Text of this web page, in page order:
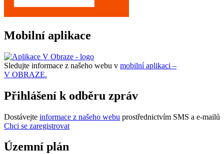
Mobilní aplikace
Sledujte informace z našeho webu v mobilní aplikaci –
V OBRAZE.
Přihlášení k odběru zpráv
Dostávejte informace z našeho webu prostřednictvím SMS a e-mailů
Chci se zaregistrovat
Územní plán